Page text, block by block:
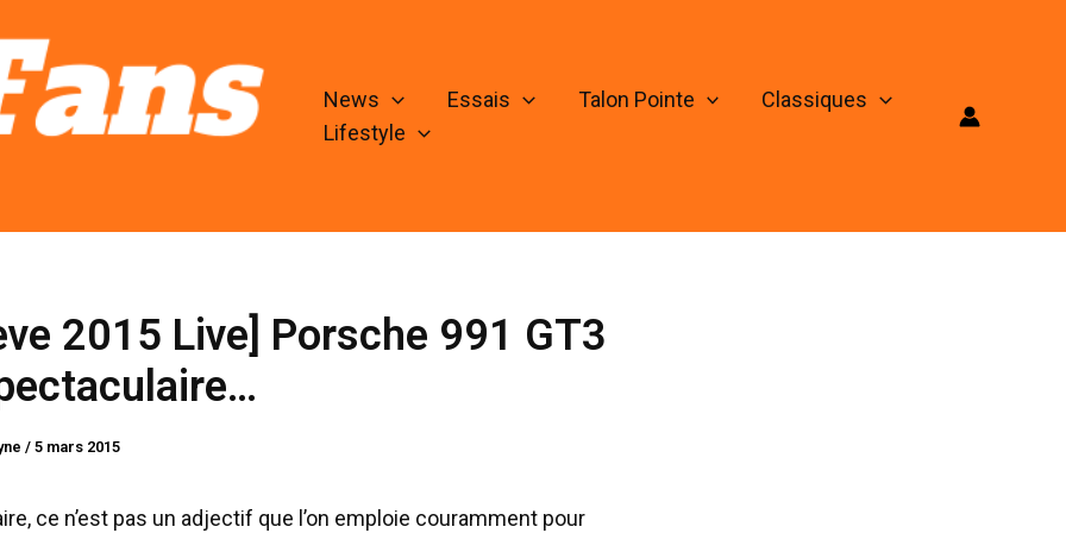
News Essais Talon Pointe
Classiques
Lifestyle
2015 Live] Porsche 991 GT3
/ 5 mars 2015
ce n’est pas un adjectif que l’on emploie couramment pour